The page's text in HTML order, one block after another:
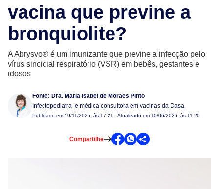
vacina que previne a
bronquiolite?
A Abrysvo® é um imunizante que previne a infecção pelo
vírus sincicial respiratório (VSR) em bebês, gestantes e
idosos
Fonte: Dra. Maria Isabel de Moraes Pinto
Infectopediatra e médica consultora em vacinas da Dasa
Publicado em 19/11/2025, às 17:21 - Atualizado em 10/06/2026, às 11:20
Compartilhe